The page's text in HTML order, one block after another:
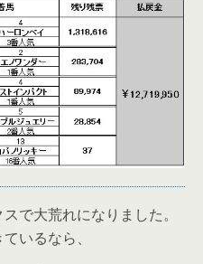
で大荒れになりました。
いるなら、